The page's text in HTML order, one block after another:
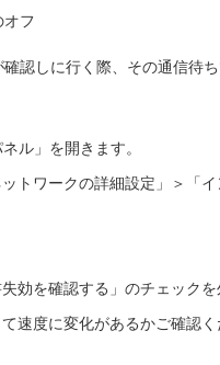
オフ
認しに行く際、その通信待
ル」を開きます。
トワークの詳細設定」＞「イ
効を確認する」のチェックを
速度に変化があるかご確認く